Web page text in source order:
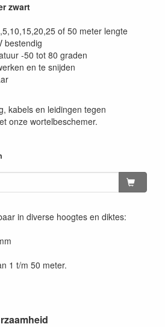
zwart
of 50 meter lengte
bestendig
-50 tot 80 graden
en te snijden
kabels en leidingen tegen
onze wortelbeschemer.
in diverse hoogtes en diktes:
1 t/m 50 meter.